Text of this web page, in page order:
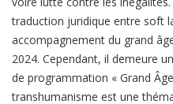
traduction juridique entre soft
accompagnement du grand
2024. Cependant, il demeure
de programmation « Grand
transhumanisme est une